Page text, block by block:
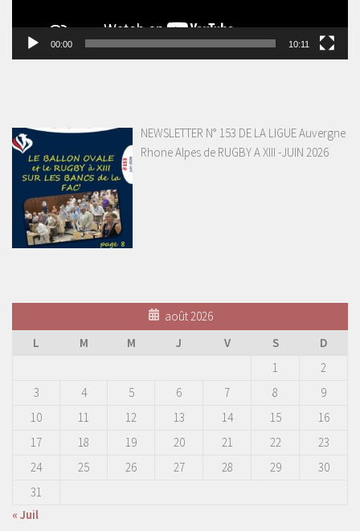
00:00 10:11
NEWSLETTER N° 153 DE LA LIGUE Auvergne
Rhone Alpes de RUGBY A XIII -JUIN 2026
août 2026
L
M M J V S
D
1
2
3
4 5 6 7 8
9
10
11 12 13 14 15
16
17
18 19 20 21 22
23
24
25 26 27 28 29
30
31
« Juil